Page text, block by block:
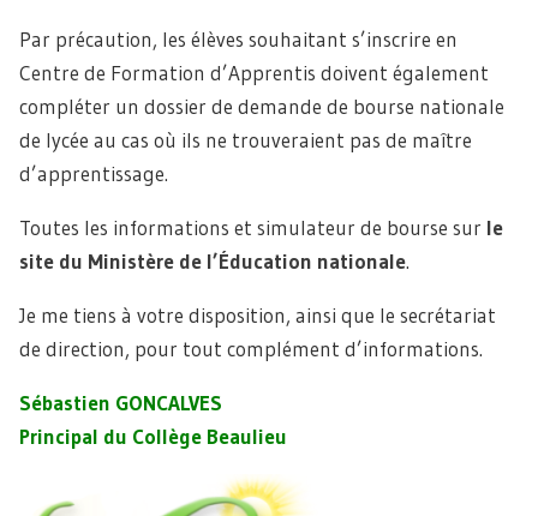
Par précaution, les élèves souhaitant s’inscrire en
Centre de Formation d’Apprentis doivent également
compléter un dossier de demande de bourse nationale
de lycée au cas où ils ne trouveraient pas de maître
d’apprentissage.
Toutes les informations et simulateur de bourse sur le
site du Ministère de l’Éducation nationale.
Je me tiens à votre disposition, ainsi que le secrétariat
de direction, pour tout complément d’informations.
Sébastien GONCALVES
Principal du Collège Beaulieu